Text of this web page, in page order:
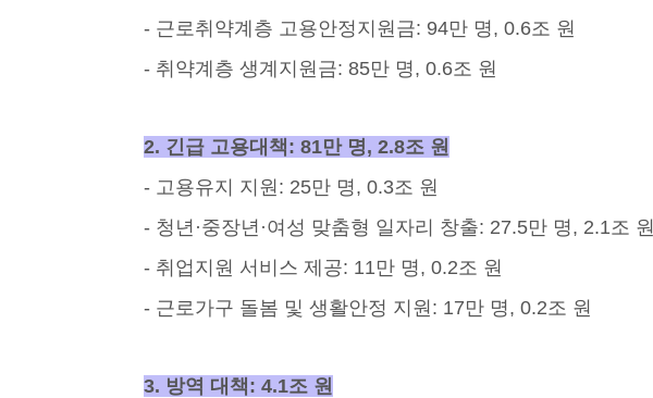
- 근로취약계층 고용안정지원금: 94만 명, 0.6조 원
- 취약계층 생계지원금: 85만 명, 0.6조 원
2. 긴급 고용대책: 81만 명, 2.8조 원
- 고용유지 지원: 25만 명, 0.3조 원
- 청년·중장년·여성 맞춤형 일자리 창출: 27.5만 명, 2.1조 원
- 취업지원 서비스 제공: 11만 명, 0.2조 원
- 근로가구 돌봄 및 생활안정 지원: 17만 명, 0.2조 원
3. 방역 대책: 4.1조 원